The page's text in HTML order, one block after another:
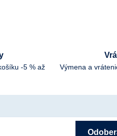
-5 % až
Výmena a